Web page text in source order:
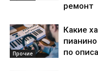
ремонт
Прочие
Какие
по